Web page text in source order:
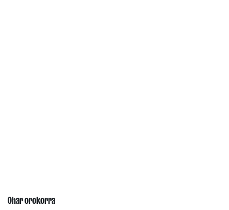
Ohar orokorra